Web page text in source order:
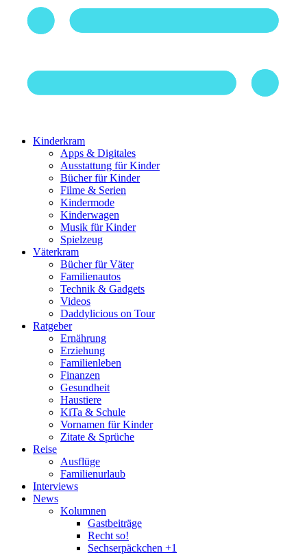
Kinderkram
Apps & Digitales
Ausstattung für Kinder
Bücher für Kinder
Filme & Serien
Kindermode
Kinderwagen
Musik für Kinder
Spielzeug
Väterkram
Bücher für Väter
Familienautos
Technik & Gadgets
Videos
Daddylicious on Tour
Ratgeber
Ernährung
Erziehung
Familienleben
Finanzen
Gesundheit
Haustiere
KiTa & Schule
Vornamen für Kinder
Zitate & Sprüche
Reise
Ausflüge
Familienurlaub
Interviews
News
Kolumnen
Gastbeiträge
Recht so!
Sechserpäckchen +1